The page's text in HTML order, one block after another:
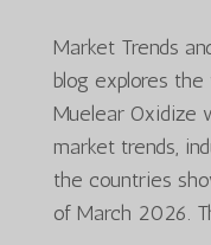
Market Trends
blog explores
Muelear Oxidize
market trends,
the countries
of March 2026.